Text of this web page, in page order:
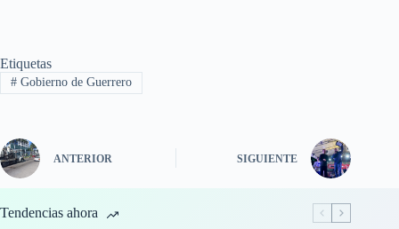
Etiquetas
#Gobierno de Guerrero
ANTERIOR SIGUIENTE
Tendencias ahora